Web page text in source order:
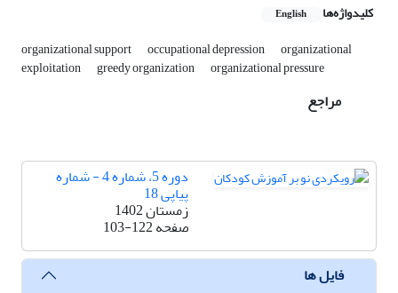
کلیدواژه‌ها English
organizational support occupational depression organizational
exploitation greedy organization organizational pressure
مراجع
دوره 5، شماره 4 - شماره
پیاپی 18
زمستان 1402
صفحه103-122
فایل ها